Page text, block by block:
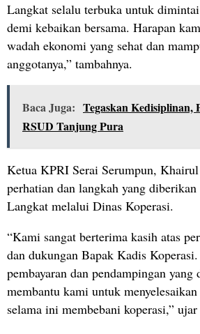
Langkat selalu terbuka untuk
demi kebaikan bersama. Harapan
wadah ekonomi yang sehat dan
anggotanya,” tambahnya.
Baca Juga: Tegaskan
RSUD Tanjung Pura
Ketua KPRI Serai Serumpun,
perhatian dan langkah yang
Langkat melalui Dinas Koperasi.
“Kami sangat berterima kasih atas
dan dukungan Bapak Kadis
pembayaran dan pendampingan
membantu kami untuk
selama ini membebani koperasi,”